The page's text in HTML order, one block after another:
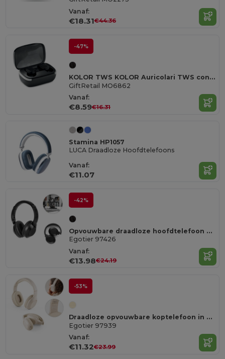
Vanaf:
€18.31€44.36
-47%
KOLOR TWS KOLOR Auricolari TWS con custodia
GiftRetail MO6862
Vanaf:
€8.59€16.31
Stamina HP1057
LUCA Draadloze Hoofdtelefoons
Vanaf:
€11.07
-42%
Opvouwbare draadloze hoofdtelefoon met 20 uur batterijduur in gerecycled ABS (100% rABS)
Egotier 97426
Vanaf:
€13.98€24.19
-53%
Draadloze opvouwbare koptelefoon in ABS en tarwestro met 4 uur autonomie
Egotier 97939
Vanaf:
€11.32€23.99